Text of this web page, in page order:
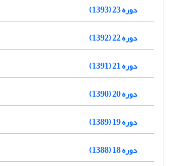
دوره 23 (1393)
دوره 22 (1392)
دوره 21 (1391)
دوره 20 (1390)
دوره 19 (1389)
دوره 18 (1388)